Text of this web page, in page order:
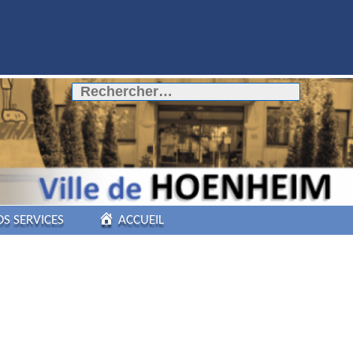
Rechercher :
SERVICES ACCUEIL